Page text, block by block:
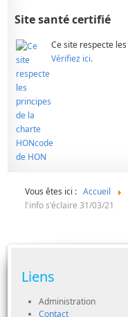
Site santé certifié
Ce site respecte les
Vérifiez ici.
Vous êtes ici : Accueil
l'info s'éclaire 31/03/21
Liens
Administration
Contact